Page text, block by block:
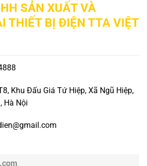
SẢN XUẤT VÀ
THIẾT BỊ ĐIỆN TTA VIỆT
Khu Đấu Giá Tứ Hiệp, Xã Ngũ Hiệp,
Hà Nội